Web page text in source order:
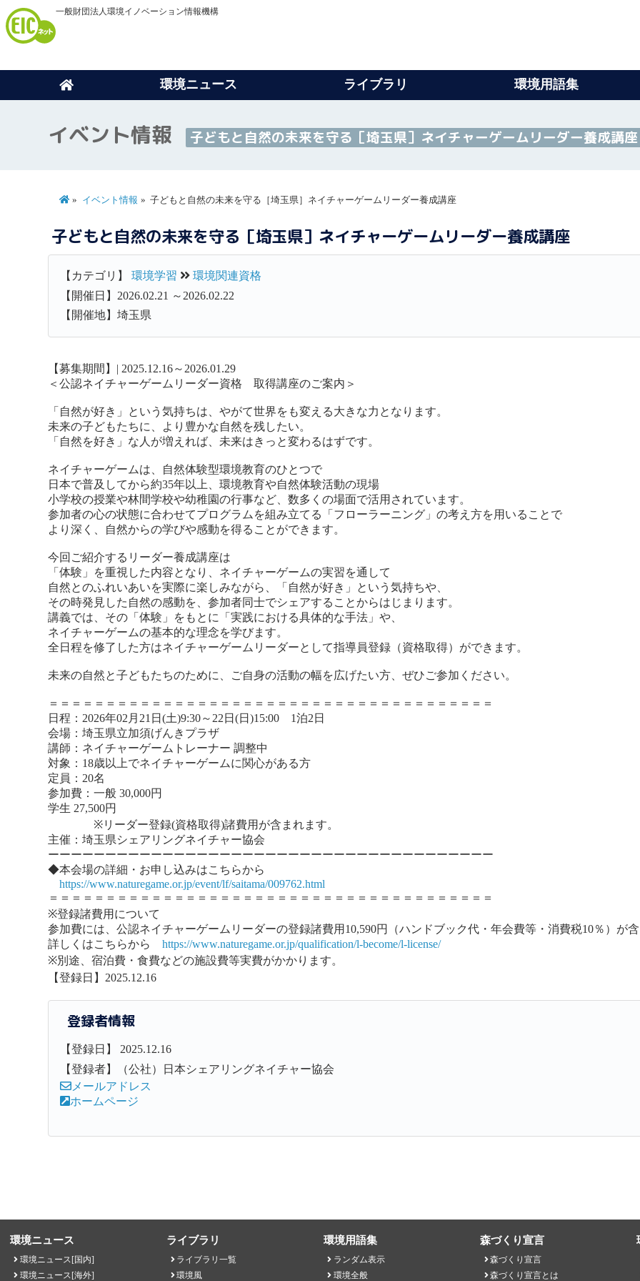
一般財団法人環境イノベーション情報機構
環境ニュース ライブラリ 環境用語集
イベント情報 子どもと自然の未来を守る［埼玉県］ネイチャーゲームリーダー養成講座
イベント情報 子どもと自然の未来を守る［埼玉県］ネイチャーゲームリーダー養成講座
子どもと自然の未来を守る［埼玉県］ネイチャーゲームリーダー養成講座
【カテゴリ】環境学習
環境関連資格
【開催日】2026.02.21 ～2026.02.22
【開催地】埼玉県
【募集期間】| 2025.12.16～2026.01.29
＜公認ネイチャーゲームリーダー資格 取得講座のご案内＞
「自然が好き」という気持ちは、やがて世界をも変える大きな力となります。
未来の子どもたちに、より豊かな自然を残したい。
「自然を好き」な人が増えれば、未来はきっと変わるはずです。
ネイチャーゲームは、自然体験型環境教育のひとつで
日本で普及してから約35年以上、環境教育や自然体験活動の現場
小学校の授業や林間学校や幼稚園の行事など、数多くの場面で活用されています。
参加者の心の状態に合わせてプログラムを組み立てる「フローラーニング」の考え方を用いることで
より深く、自然からの学びや感動を得ることができます。
今回ご紹介するリーダー養成講座は
「体験」を重視した内容となり、ネイチャーゲームの実習を通して
自然とのふれいあいを実際に楽しみながら、「自然が好き」という気持ちや、
その時発見した自然の感動を、参加者同士でシェアすることからはじまります。
講義では、その「体験」をもとに「実践における具体的な手法」や、
ネイチャーゲームの基本的な理念を学びます。
全日程を修了した方はネイチャーゲームリーダーとして指導員登録（資格取得）ができます。
未来の自然と子どもたちのために、ご自身の活動の幅を広げたい方、ぜひご参加ください。
＝＝＝＝＝＝＝＝＝＝＝＝＝＝＝＝＝＝＝＝＝＝＝＝＝＝＝＝＝＝＝＝＝＝＝＝＝＝＝
日程：2026年02月21日(土)9:30～22日(日)15:00 1泊2日
会場：埼玉県立加須げんきプラザ
講師：ネイチャーゲームトレーナー 調整中
対象：18歳以上でネイチャーゲームに関心がある方
定員：20名
参加費：一般 30,000円
学生 27,500円
※リーダー登録(資格取得)諸費用が含まれます。
主催：埼玉県シェアリングネイチャー協会
ーーーーーーーーーーーーーーーーーーーーーーーーーーーーーーーーーーーーーーー
◆本会場の詳細・お申し込みはこちらから
https://www.naturegame.or.jp/event/lf/saitama/009762.html
＝＝＝＝＝＝＝＝＝＝＝＝＝＝＝＝＝＝＝＝＝＝＝＝＝＝＝＝＝＝＝＝＝＝＝＝＝＝＝
※登録諸費用について
参加費には、公認ネイチャーゲームリーダーの登録諸費用10,590円（ハンドブック代・年会費等・消費税10％）が含
詳しくはこちらからhttps://www.naturegame.or.jp/qualification/l-become/l-license/
※別途、宿泊費・食費などの施設費等実費がかかります。
【登録日】2025.12.16
登録者情報
【登録日】 2025.12.16
【登録者】（公社）日本シェアリングネイチャー協会
メールアドレス
ホームページ
環境ニュース
環境ニュース[国内]
環境ニュース[海外]
ライブラリ
ライブラリ一覧
環境風
環境用語集
ランダム表示
環境全般
森づくり宣言
森づくり宣言
森づくり宣言とは